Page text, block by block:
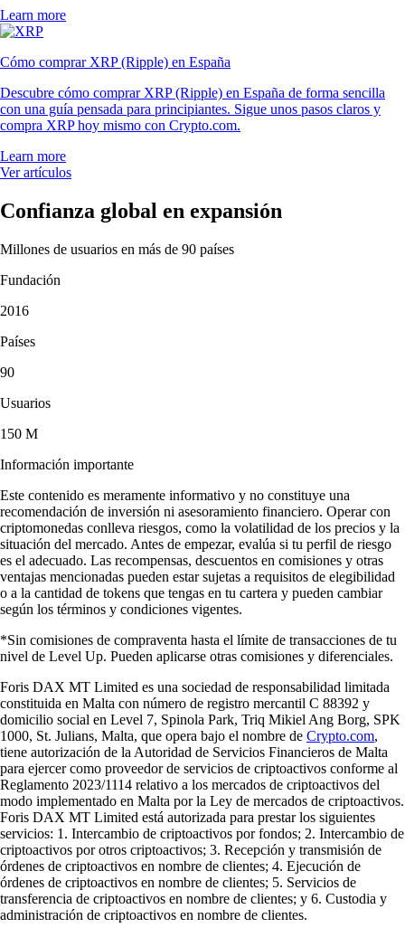
Learn more
Cómo comprar XRP (Ripple) en España
Descubre cómo comprar XRP (Ripple) en España de forma sencilla
con una guía pensada para principiantes. Sigue unos pasos claros y
compra XRP hoy mismo con Crypto.com.
Learn more
Ver artículos
Confianza global en expansión
Millones de usuarios en más de 90 países
Fundación
2016
Países
90
Usuarios
150 M
Información importante
Este contenido es meramente informativo y no constituye una
recomendación de inversión ni asesoramiento financiero. Operar con
criptomonedas conlleva riesgos, como la volatilidad de los precios y la
situación del mercado. Antes de empezar, evalúa si tu perfil de riesgo
es el adecuado. Las recompensas, descuentos en comisiones y otras
ventajas mencionadas pueden estar sujetas a requisitos de elegibilidad
o a la cantidad de tokens que tengas en tu cartera y pueden cambiar
según los términos y condiciones vigentes.
*Sin comisiones de compraventa hasta el límite de transacciones de tu
nivel de Level Up. Pueden aplicarse otras comisiones y diferenciales.
Foris DAX MT Limited es una sociedad de responsabilidad limitada
constituida en Malta con número de registro mercantil C 88392 y
domicilio social en Level 7, Spinola Park, Triq Mikiel Ang Borg, SPK
1000, St. Julians, Malta, que opera bajo el nombre de Crypto.com,
tiene autorización de la Autoridad de Servicios Financieros de Malta
para ejercer como proveedor de servicios de criptoactivos conforme al
Reglamento 2023/1114 relativo a los mercados de criptoactivos del
modo implementado en Malta por la Ley de mercados de criptoactivos.
Foris DAX MT Limited está autorizada para prestar los siguientes
servicios: 1. Intercambio de criptoactivos por fondos; 2. Intercambio de
criptoactivos por otros criptoactivos; 3. Recepción y transmisión de
órdenes de criptoactivos en nombre de clientes; 4. Ejecución de
órdenes de criptoactivos en nombre de clientes; 5. Servicios de
transferencia de criptoactivos en nombre de clientes; y 6. Custodia y
administración de criptoactivos en nombre de clientes.